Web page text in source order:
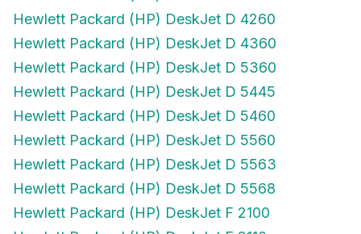
Hewlett Packard (HP) DeskJet D 4260
Hewlett Packard (HP) DeskJet D 4360
Hewlett Packard (HP) DeskJet D 5360
Hewlett Packard (HP) DeskJet D 5445
Hewlett Packard (HP) DeskJet D 5460
Hewlett Packard (HP) DeskJet D 5560
Hewlett Packard (HP) DeskJet D 5563
Hewlett Packard (HP) DeskJet D 5568
Hewlett Packard (HP) DeskJet F 2100
Hewlett Packard (HP) DeskJet F 2110